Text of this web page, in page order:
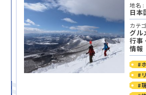
地名 :
日本
カテ
グル
行事
情報
#
#
#